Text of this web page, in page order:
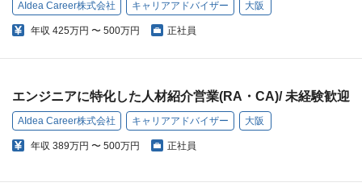
AIdea Career株式会社 キャリアアドバイザー 大阪
年収 425万円 〜 500万円 正社員
エンジニアに特化した人材紹介営業(RA・CA)/ 未経験歓迎
AIdea Career株式会社 キャリアアドバイザー 大阪
年収 389万円 〜 500万円 正社員